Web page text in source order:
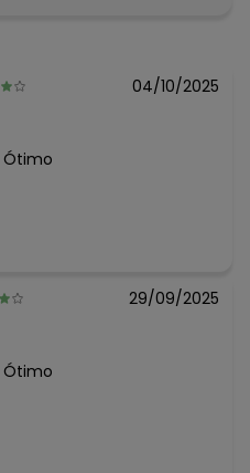
o menor oferecido em
tamanho disponível.
N/D*
04/10/2025
Ótimo
29/09/2025
Ótimo